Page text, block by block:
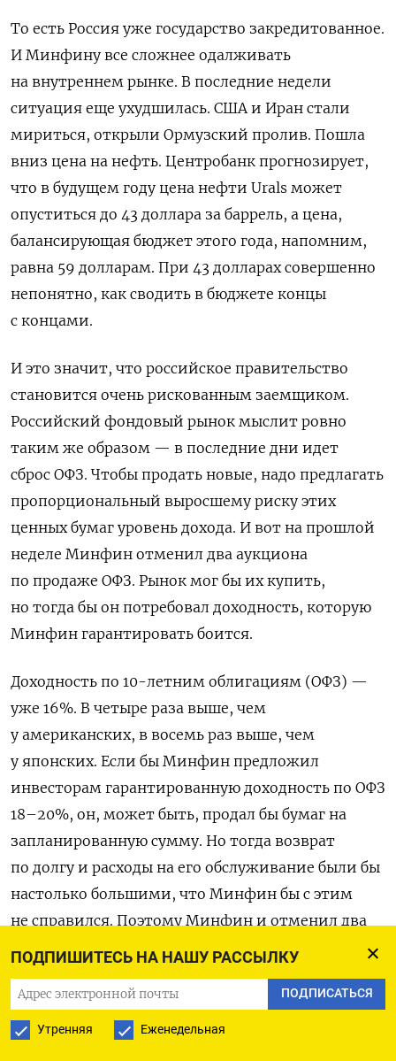
ПОДПИШИТЕСЬ НА НАШУ РАССЫЛКУ
ПОДПИСАТЬСЯ
Утренняя Еженедельная
То есть Россия уже государство закредитованное.
И Минфину все сложнее одалживать
на внутреннем рынке. В последние недели
ситуация еще ухудшилась. США и Иран стали
мириться, открыли Ормузский пролив. Пошла
вниз цена на нефть. Центробанк прогнозирует,
что в будущем году цена нефти Urals может
опуститься до 43 доллара за баррель, а цена,
балансирующая бюджет этого года, напомним,
равна 59 долларам. При 43 долларах совершенно
непонятно, как сводить в бюджете концы
с концами.
И это значит, что российское правительство
становится очень рискованным заемщиком.
Российский фондовый рынок мыслит ровно
таким же образом — в последние дни идет
сброс ОФЗ. Чтобы продать новые, надо предлагать
пропорциональный выросшему риску этих
ценных бумаг уровень дохода. И вот на прошлой
неделе Минфин отменил два аукциона
по продаже ОФЗ. Рынок мог бы их купить,
но тогда бы он потребовал доходность, которую
Минфин гарантировать боится.
Доходность по 10-летним облигациям (ОФЗ) —
уже 16%. В четыре раза выше, чем
у американских, в восемь раз выше, чем
у японских. Если бы Минфин предложил
инвесторам гарантированную доходность по ОФЗ
18–20%, он, может быть, продал бы бумаг на
запланированную сумму. Но тогда возврат
по долгу и расходы на его обслуживание были бы
настолько большими, что Минфин бы с этим
не справился. Поэтому Минфин и отменил два
аукциона.
Что это значит? Что российский фондовый
рынок, пока у него есть еще какая-то свобода,